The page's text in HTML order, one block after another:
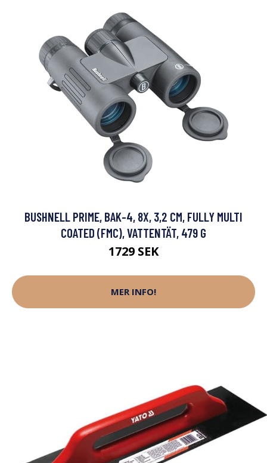
BUSHNELL PRIME, BAK-4, 8X, 3,2 CM, FULLY MULTI
COATED (FMC), VATTENTÄT, 479 G
1729 SEK
MER INFO!